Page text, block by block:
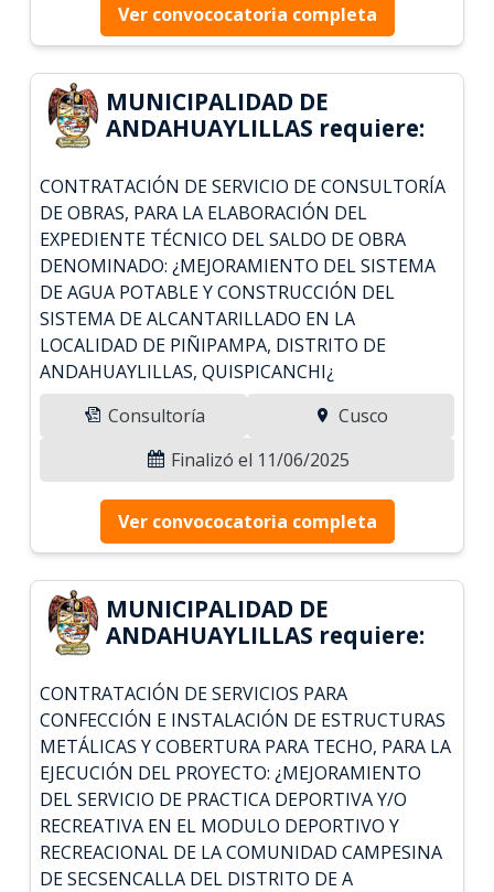
Ver convococatoria completa
MUNICIPALIDAD DE
ANDAHUAYLILLAS requiere:
CONTRATACIÓN DE SERVICIO DE CONSULTORÍA
DE OBRAS, PARA LA ELABORACIÓN DEL
EXPEDIENTE TÉCNICO DEL SALDO DE OBRA
DENOMINADO: ¿MEJORAMIENTO DEL SISTEMA
DE AGUA POTABLE Y CONSTRUCCIÓN DEL
SISTEMA DE ALCANTARILLADO EN LA
LOCALIDAD DE PIÑIPAMPA, DISTRITO DE
ANDAHUAYLILLAS, QUISPICANCHI¿
Consultoría
Cusco
Finalizó el 11/06/2025
Ver convococatoria completa
MUNICIPALIDAD DE
ANDAHUAYLILLAS requiere:
CONTRATACIÓN DE SERVICIOS PARA
CONFECCIÓN E INSTALACIÓN DE ESTRUCTURAS
METÁLICAS Y COBERTURA PARA TECHO, PARA LA
EJECUCIÓN DEL PROYECTO: ¿MEJORAMIENTO
DEL SERVICIO DE PRACTICA DEPORTIVA Y/O
RECREATIVA EN EL MODULO DEPORTIVO Y
RECREACIONAL DE LA COMUNIDAD CAMPESINA
DE SECSENCALLA DEL DISTRITO DE A